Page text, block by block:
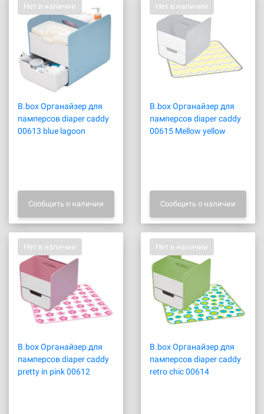
Нет в наличии
B.box Органайзер для
памперсов diaper caddy
00613 blue lagoon
Сообщить о наличии
Нет в наличии
B.box Органайзер для
памперсов diaper caddy
00615 Mellow yellow
Сообщить о наличии
Нет в наличии
B.box Органайзер для
памперсов diaper caddy
pretty in pink 00612
Нет в наличии
B.box Органайзер для
памперсов diaper caddy
retro chic 00614